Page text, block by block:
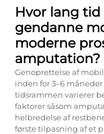
Hvor lang
gendanne
moderne
amputation?
Genoprettelse af
inden for 3–6
tidsrammen varierer
faktorer såsom
helbredelse af
første tilpasning af et